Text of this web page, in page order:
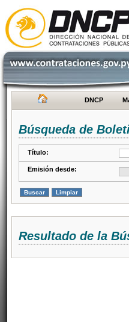
DNCP
Búsqueda de
Título:
Emisión desde:
Resultado de la